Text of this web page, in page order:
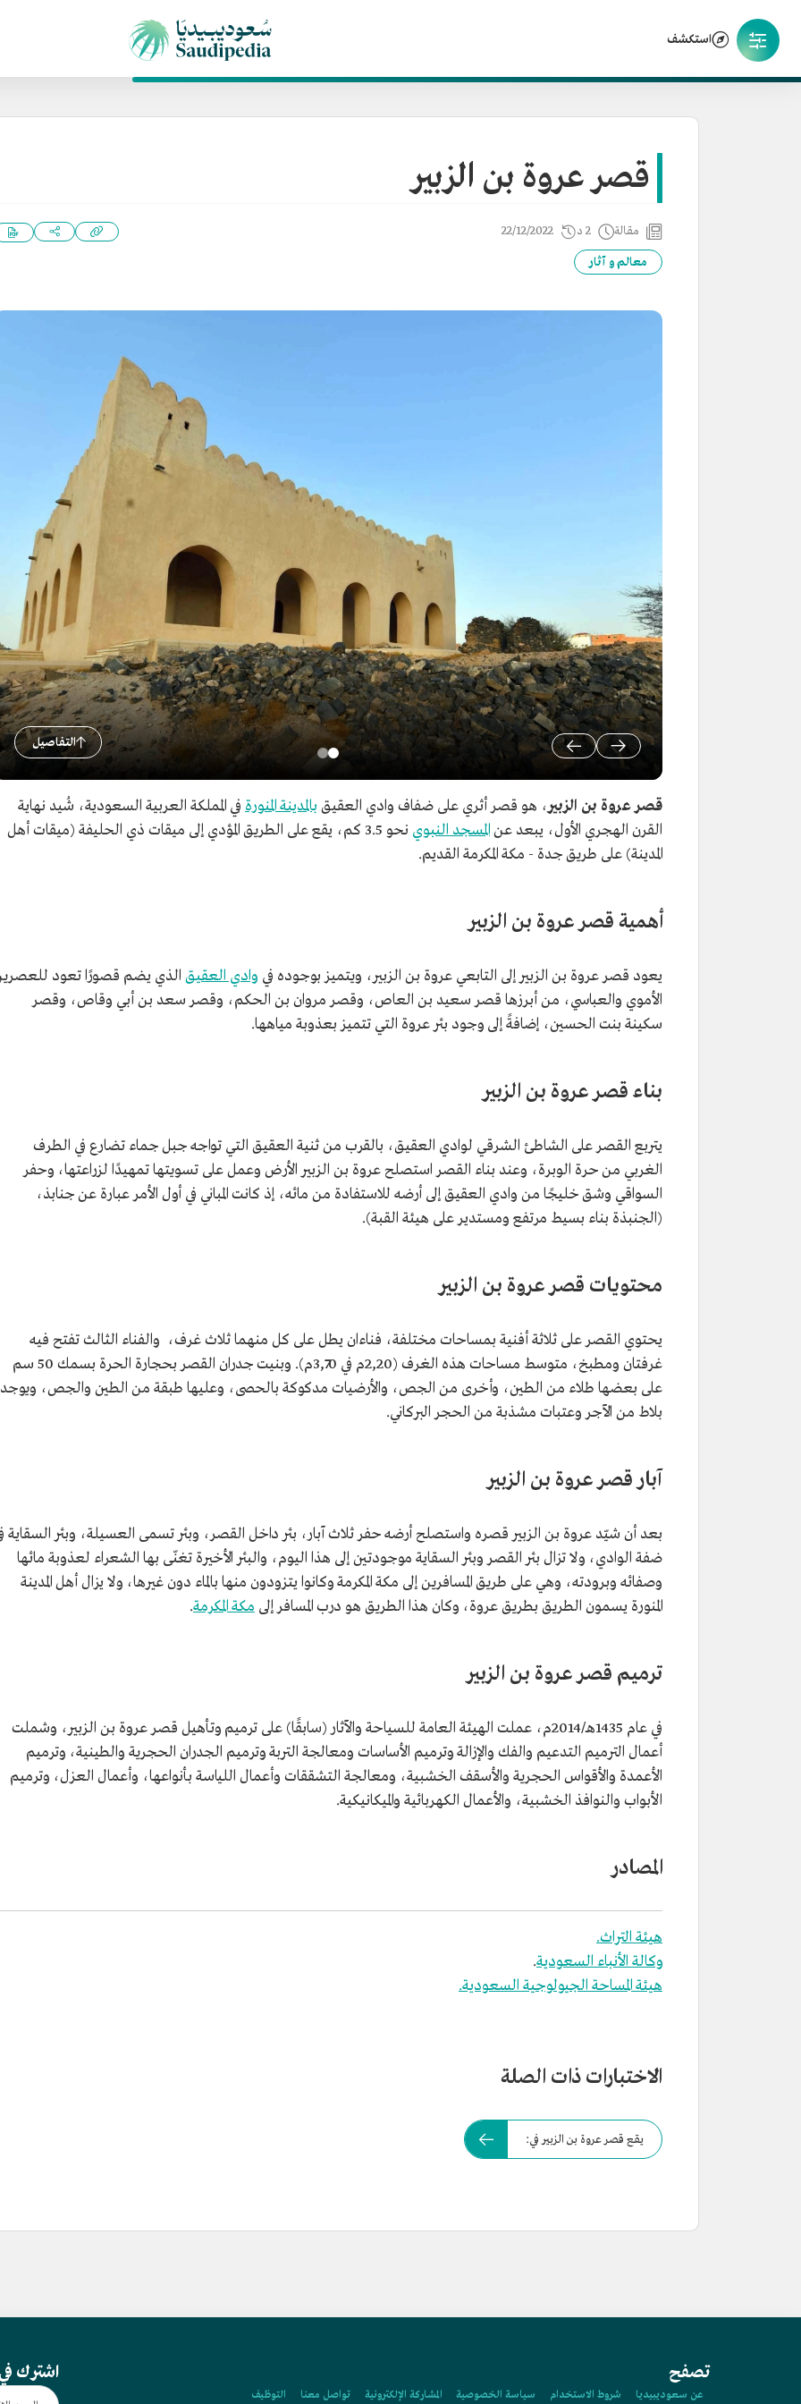
استكشف
قصر عروة بن الزبير
مقالة 2 د 22/12/2022
معالم و آثار
التفاصيل
قصر عروة بن الزبير، هو قصر أثري على ضفاف وادي العقيق بالمدينة المنورة في المملكة العربية السعودية، شُيد نهاية
القرن الهجري الأول، يبعد عنالمسجد النبوي
نحو 3.5 كم، يقع على الطريق المؤدي إلى ميقات ذي الحليفة (ميقات أهل
المدينة) على طريق جدة - مكة المكرمة القديم.
أهمية قصر عروة بن الزبير
يعود قصر عروة بن الزبير إلى التابعي عروة بن الزبير، ويتميز بوجوده في وادي العقيق الذي يضم قصورًا تعود
الأموي والعباسي، من أبرزها قصر سعيد بن العاص، وقصر مروان بن الحكم، وقصر سعد بن أبي وقاص، وقصر
سكينة بنت الحسين، إضافةً إلى وجود بئر عروة التي تتميز بعذوبة مياهها.
بناء قصر عروة بن الزبير
يتربع القصر على الشاطئ الشرقي لوادي العقيق، بالقرب من ثنية العقيق التي تواجه جبل جماء تضارع في الطرف
الغربي من حرة الوبرة، وعند بناء القصر استصلح عروة بن الزبير الأرض وعمل على تسويتها تمهيدًا لزراعتها، وحفر
السواقي وشق خليجًا من وادي العقيق إلى أرضه للاستفادة من مائه، إذ كانت المباني في أول الأمر عبارة عن جنابذ،
(الجنبذة بناء بسيط مرتفع ومستدير على هيئة القبة).
محتويات قصر عروة بن الزبير
يحتوي القصر على ثلاثة أفنية بمساحات مختلفة، فناءان يطل على كل منهما ثلاث غرف، والفناء الثالث تفتح فيه
غرفتان ومطبخ، متوسط مساحات هذه الغرف (2,20م في 3,70م). وبنيت جدران القصر بحجارة الحرة بسمك 50 سم
على بعضها طلاء من الطين، وأخرى من الجص، والأرضيات مدكوكة بالحصى، وعليها طبقة من الطين والجص، ويوجد
بلاط من الآجر وعتبات مشذبة من الحجر البركاني.
آبار قصر عروة بن الزبير
بعد أن شيّد عروة بن الزبير قصره واستصلح أرضه حفر ثلاث آبار، بئر داخل القصر، وبئر تسمى العسيلة، وبئر السقاية
ضفة الوادي، ولا تزال بئر القصر وبئر السقاية موجودتين إلى هذا اليوم، والبئر الأخيرة تغنّى بها الشعراء لعذوبة مائها
وصفائه وبرودته، وهي على طريق المسافرين إلى مكة المكرمة وكانوا يتزودون منها بالماء دون غيرها، ولا يزال أهل المدينة
المنورة يسمون الطريق بطريق عروة، وكان هذا الطريق هو درب المسافر إلى مكة المكرمة.
ترميم قصر عروة بن الزبير
في عام 1435هـ/2014م، عملت الهيئة العامة للسياحة والآثار (سابقًا) على ترميم وتأهيل قصر عروة بن الزبير، وشملت
أعمال الترميم التدعيم والفك والإزالة وترميم الأساسات ومعالجة التربة وترميم الجدران الحجرية والطينية، وترميم
الأعمدة والأقواس الحجرية والأسقف الخشبية، ومعالجة التشققات وأعمال اللياسة بأنواعها، وأعمال العزل، وترميم
الأبواب والنوافذ الخشبية، والأعمال الكهربائية والميكانيكية.
المصادر
هيئة التراث.
وكالة الأنباء السعودية.
هيئة المساحة الجيولوجية السعودية.
الاختبارات ذات الصلة
يقع قصر عروة بن الزبير في:
تصفح
عن سعوديبيديا شروط الاستخدام سياسة الخصوصية المشاركة الإلكترونية تواصل معنا التوظيف
اشترك